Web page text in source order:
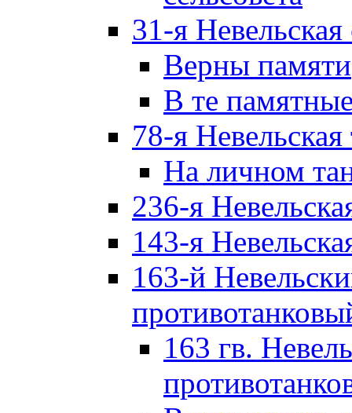
31-я Невельская
Верны памяти
В те
78-я Невельская
На личном
236-я
143-я
163-й
163 гв.